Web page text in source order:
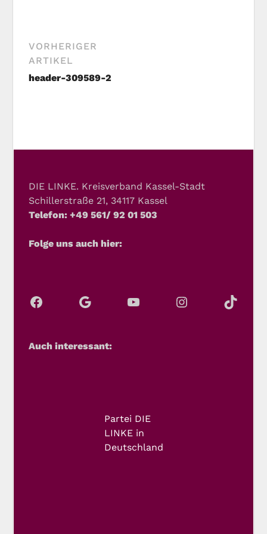
VORHERIGER
ARTIKEL
header-309589-2
DIE LINKE. Kreisverband Kassel-Stadt
Schillerstraße 21, 34117 Kassel
Telefon: +49 561/ 92 01 503
Folge uns auch hier:
Auch interessant:
Partei DIE
LINKE in
Deutschland